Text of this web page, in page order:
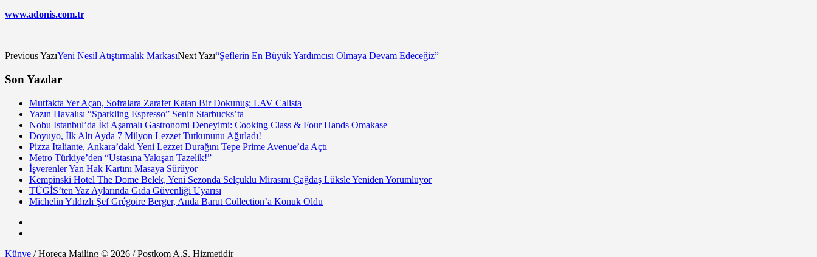
www.adonis.com.tr
Previous YazıYeni Nesil Atıştırmalık MarkasıNext Yazı“Şeflerin En Büyük Yardımcısı Olmaya Devam Edeceğiz”
Son Yazılar
Mutfakta Yer Açan, Sofralara Zarafet Katan Bir Dokunuş: LAV Calista
Yazın Havalısı “Sparkling Espresso” Senin Starbucks’ta
Nobu Istanbul’da İki Aşamalı Gastronomi Deneyimi: Cooking Class & Four Hands Omakase
Doyuyo, İlk Altı Ayda 7 Milyon Lezzet Tutkununu Ağırladı!
Pizza Italiante, Ankara’daki Yeni Lezzet Durağını Tepe Prime Avenue’da Açtı
Metro Türkiye’den “Ustasına Yakışan Tazelik!”
İşverenler Yan Hak Kartını Masaya Sürüyor
Kempinski Hotel The Dome Belek, Yeni Sezonda Selçuklu Mirasını Çağdaş Lüksle Yeniden Yorumluyor
TÜGİS’ten Yaz Aylarında Gıda Güvenliği Uyarısı
Michelin Yıldızlı Şef Grégoire Berger, Anda Barut Collection’a Konuk Oldu
Künye / Horeca Mailing © 2026 / Postkom A.Ş. Hizmetidir